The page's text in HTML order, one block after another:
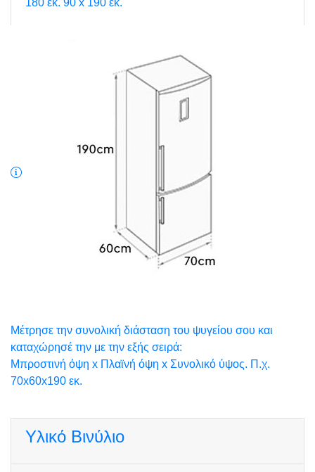
180 εκ. 90 x 190 εκ.
Μέτρησε την συνολική διάσταση του ψυγείου σου και
καταχώρησέ την με την εξής σειρά:
Μπροστινή όψη x Πλαϊνή όψη x Συνολικό ύψος. Π.χ.
70x60x190 εκ.
Υλικό Βινύλιο